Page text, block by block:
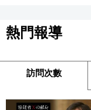
熱門報導
訪問次數